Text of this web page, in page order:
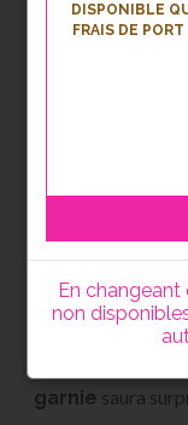
Feuille garnie
Feuille
40 toasts
33.00€
garnie saura
DISPONIBLE
FRAIS DE
En
non